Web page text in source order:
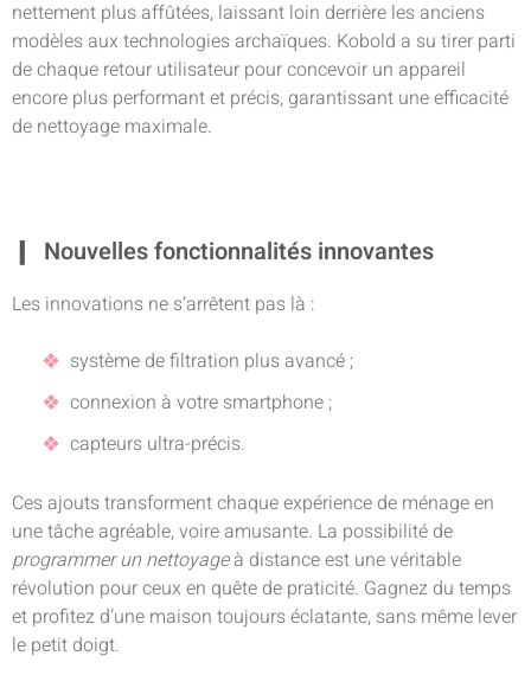
nettement plus affûtées, laissant loin derrière les anciens
modèles aux technologies archaïques. Kobold a su tirer parti
de chaque retour utilisateur pour concevoir un appareil
encore plus performant et précis, garantissant une efficacité
de nettoyage maximale.
Nouvelles fonctionnalités innovantes
Les innovations ne s’arrêtent pas là :
système de filtration plus avancé ;
connexion à votre smartphone ;
capteurs ultra-précis.
Ces ajouts transforment chaque expérience de ménage en
une tâche agréable, voire amusante. La possibilité de
programmer un nettoyageà distance est une véritable
révolution pour ceux en quête de praticité. Gagnez du temps
et profitez d’une maison toujours éclatante, sans même lever
le petit doigt.